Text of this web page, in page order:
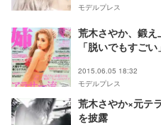
モデルプレス
荒木さやか、鍛
「脱いでもすご
2015.06.05 18:32
モデルプレス
荒木さやか×元テ
を披露